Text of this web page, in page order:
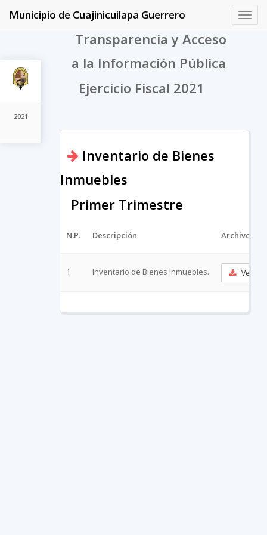
2021
Municipio de Cuajinicuilapa Guerrero
Transparencia y Acceso
a la Información Pública
Ejercicio Fiscal 2021
Inventario de Bienes
Inmuebles
Primer Trimestre
N.P. Descripción Archivo
1 Inventario de Bienes Inmuebles. Ver